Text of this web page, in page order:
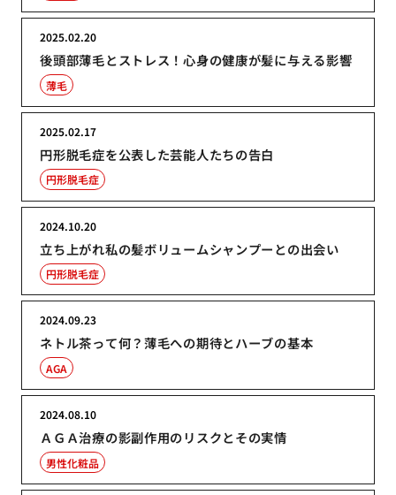
後頭部薄毛とストレス！心身の健康が髪に与える影響
2025.02.20
薄毛
円形脱毛症を公表した芸能人たちの告白
2025.02.17
円形脱毛症
立ち上がれ私の髪ボリュームシャンプーとの出会い
2024.10.20
円形脱毛症
ネトル茶って何？薄毛への期待とハーブの基本
2024.09.23
AGA
ＡＧＡ治療の影副作用のリスクとその実情
2024.08.10
男性化粧品